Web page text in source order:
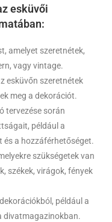
esküvői
amelyet szeretnétek,
vagy vintage.
esküvőn szeretnétek
meg a dekorációt.
tervezése során
például a
és a hozzáférhetőséget.
szükségetek van
székek, virágok, fények
például a
divatmagazinokban.